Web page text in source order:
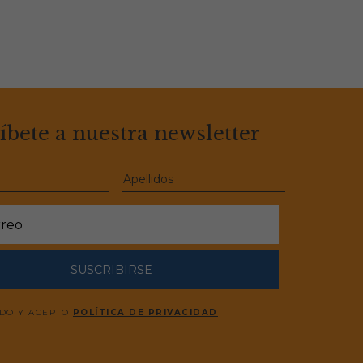
a nuestra newsletter
SUSCRIBIRSE
Y ACEPTO POLÍTICA DE PRIVACIDAD